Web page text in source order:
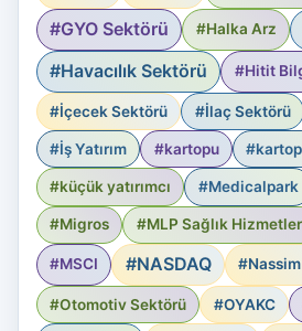
#GYO Sektörü #Halka Arz
#Havacılık Sektörü #Hitit
#İçecek Sektörü #İlaç Sektörü
#İş Yatırım #kartopu
#küçük yatırımcı #Medicalpark
#Migros #MLP Sağlık
#MSCI #NASDAQ
#Otomotiv Sektörü #OYAKC